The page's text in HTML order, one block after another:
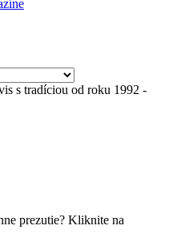
s tradíciou od roku 1992 -
prezutie? Kliknite na